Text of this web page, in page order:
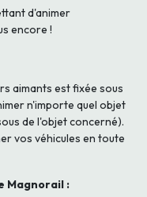
d'animer
encore !
aimants est fixée sous
n'importe quel objet
de l'objet concerné).
vos véhicules en toute
Magnorail :